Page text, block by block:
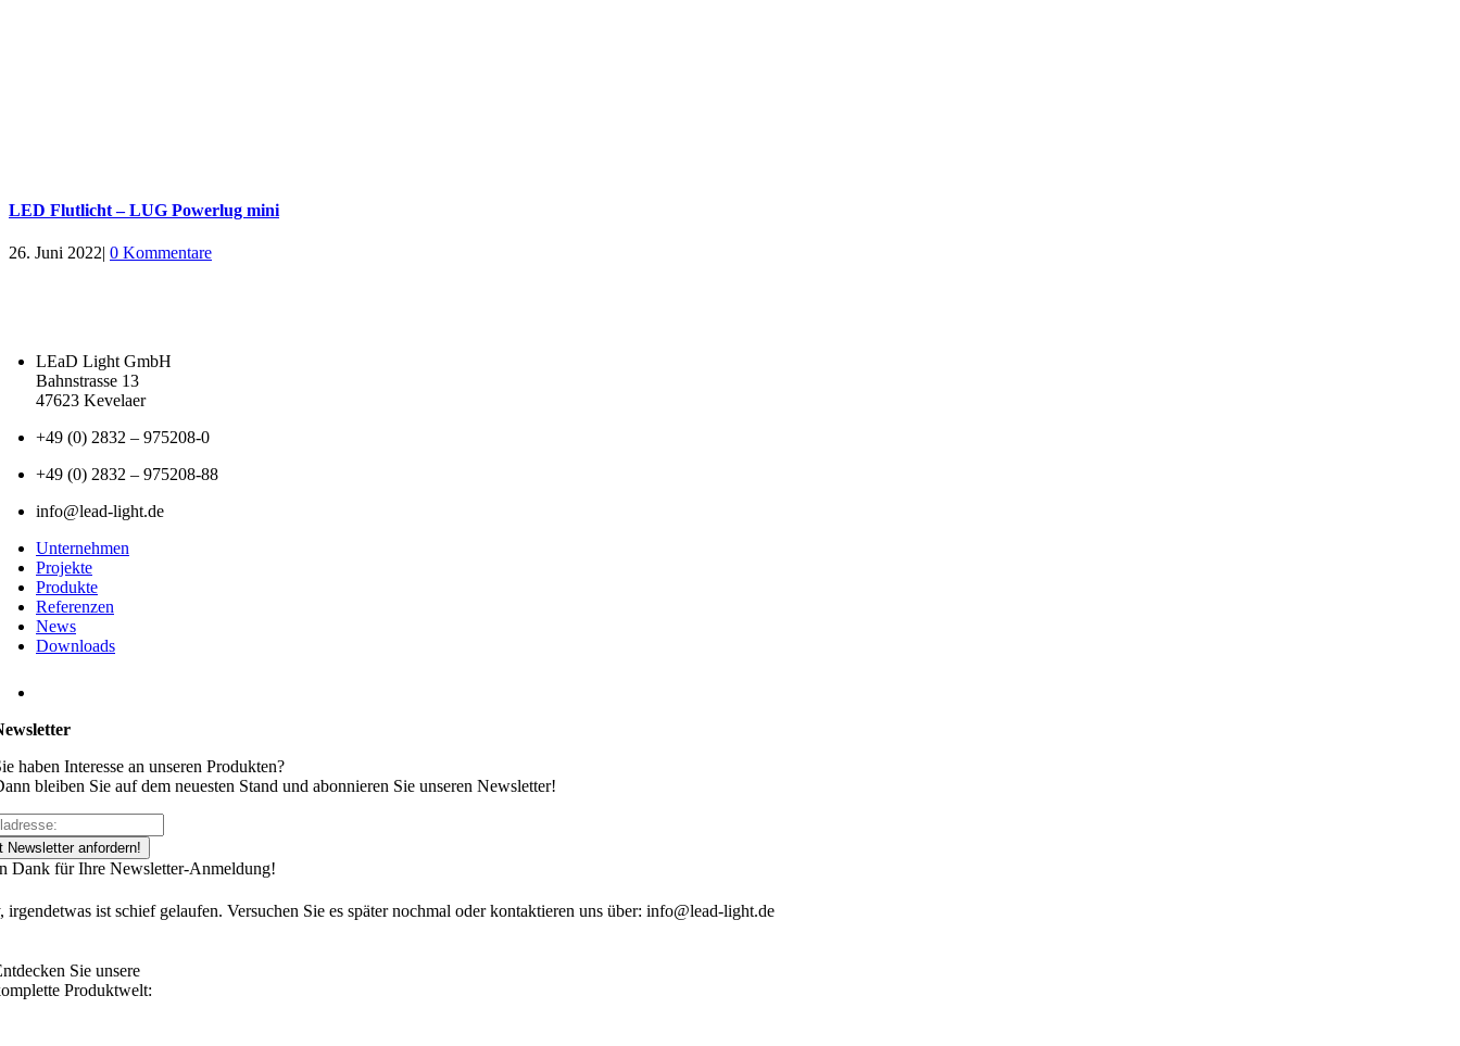
LED Flutlicht – LUG Powerlug mini
26. Juni 2022| 0 Kommentare
LEaD Light GmbH
Bahnstrasse 13
47623 Kevelaer
+49 (0) 2832 – 975208-0
+49 (0) 2832 – 975208-88
info@lead-light.de
Unternehmen
Projekte
Produkte
Referenzen
News
Downloads
haben Interesse an unseren Produkten?
bleiben Sie auf dem neuesten Stand und abonnieren Sie unseren Newsletter!
Newsletter anfordern!
Dank für Ihre Newsletter-Anmeldung!
irgendetwas ist schief gelaufen. Versuchen Sie es später nochmal oder kontaktieren uns über: info@lead-light.de
Sie unsere
Produktwelt: